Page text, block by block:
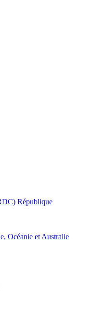
République
Océanie et Australie